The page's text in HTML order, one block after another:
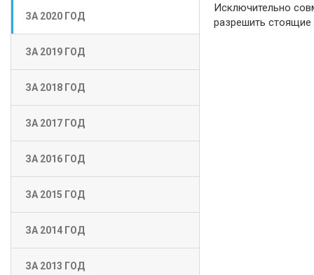
ЗА 2020 ГОД
ЗА 2019 ГОД
ЗА 2018 ГОД
ЗА 2017 ГОД
ЗА 2016 ГОД
ЗА 2015 ГОД
ЗА 2014 ГОД
ЗА 2013 ГОД
Исключительно
разрешить